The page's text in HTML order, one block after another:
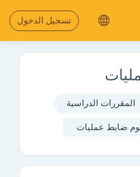
تسجيل الدخول
المقررات الدراسية
ضابط عمليات